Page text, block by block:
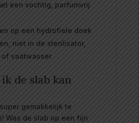
een vochtig, parfumvrij
op een hydrofiele doek
niet in de sterilisator,
of vaatwasser
de slab kan
gemakkelijk te
Was de slab op een fijn